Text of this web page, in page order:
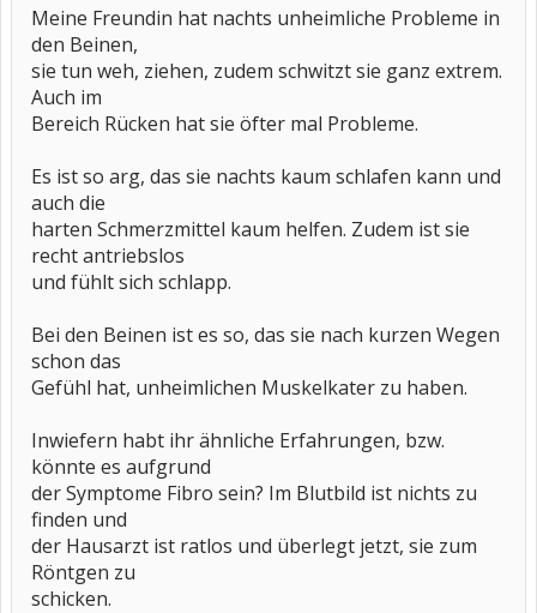
Meine Freundin hat nachts unheimliche Probleme in
den Beinen,
sie tun weh, ziehen, zudem schwitzt sie ganz extrem.
Auch im
Bereich Rücken hat sie öfter mal Probleme.
Es ist so arg, das sie nachts kaum schlafen kann und
auch die
harten Schmerzmittel kaum helfen. Zudem ist sie
recht antriebslos
und fühlt sich schlapp.
Bei den Beinen ist es so, das sie nach kurzen Wegen
schon das
Gefühl hat, unheimlichen Muskelkater zu haben.
Inwiefern habt ihr ähnliche Erfahrungen, bzw.
könnte es aufgrund
der Symptome Fibro sein? Im Blutbild ist nichts zu
finden und
der Hausarzt ist ratlos und überlegt jetzt, sie zum
Röntgen zu
schicken.